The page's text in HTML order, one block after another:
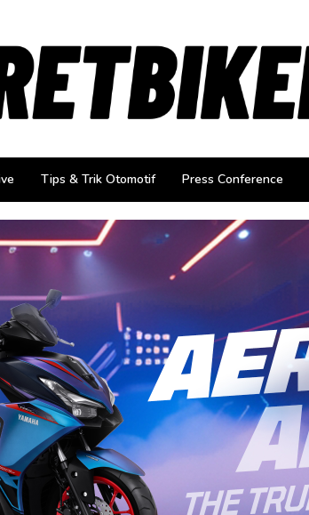
Tips & Trik Otomotif Press Conference